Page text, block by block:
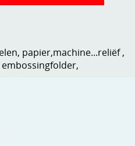
papier,machine...reliëf ,